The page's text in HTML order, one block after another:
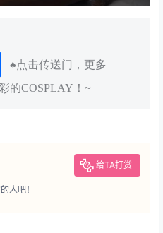
♠点击传送门，更多
的COSPLAY！~
给TA打赏
人吧！